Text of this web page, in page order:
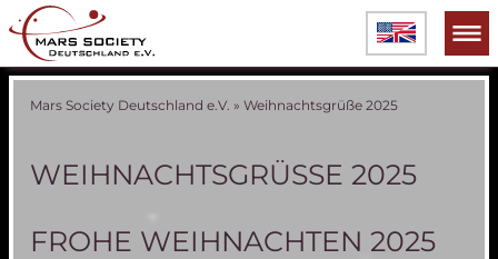
Mars Society Deutschland e.V. » Weihnachtsgrüße 2025
WEIHNACHTSGRÜSSE 2025
FROHE WEIHNACHTEN 2025